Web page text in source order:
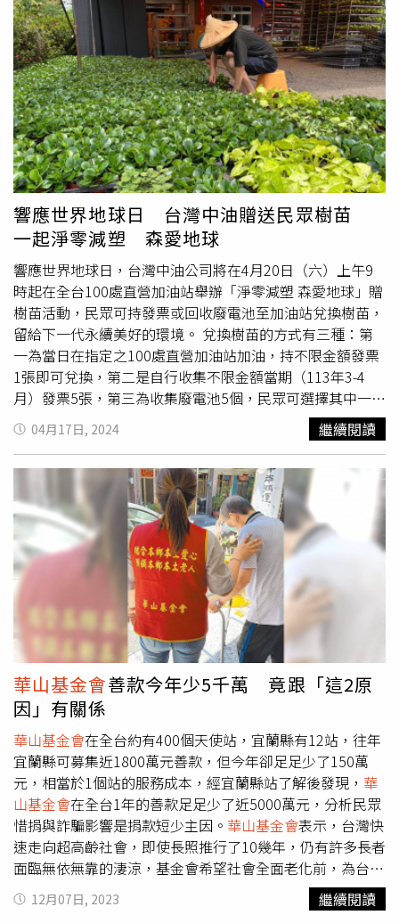
東森主播王淑麗年年推出公益日曆來協助慢飛天使募款。
（圖／東森新聞提供）
在2020年中風後，原本的鹽酥雞攤也只能被迫休息，頓失
經濟來源，加上看病和生活各種開銷，原本攢下的幾萬元積
蓄也迅速見底，無奈之下只好申請低收入戶補助，2人每月
的低收加上老人津貼及租屋補助約2萬4000元，扣掉9000元
房租後本就捉襟見肘，2022年卻又再度傳來晴天霹靂。劉
老先生與女友相伴30年，即使女友罹患嚴重失智症，他仍不
捨得將愛人送到安養中心，只盼能2人能好好地度過每一
天。（圖／記者黃耀徵攝）「公所說我女兒賣股票有賺到
錢、拿到利息，所以我就不能再申請低收了。」劉老先生苦
笑回憶，失去低收入戶資格後，等同於2人要靠著1萬8000
元度過一個月。而當時黃小姐失智症逐漸惡化，生活大小事
已幾乎不能自理，排泄都得靠包尿布才能解決，劉老先生自
己也才中風初癒，不知如何求救，雖然每天都買便當和鮮魚
想為女友補充營養，最終卻看著老伴一天一天的消瘦，瘦得
幾乎只剩一把骨頭，更因自己體力不支、無法攙扶，女友有
長達1年多沒有洗澡。所幸周遭鄰居發現黃小姐許久沒有出
現，詢問之下才得知2人困境，通知里長後才有華山基金會
和台灣優質生命協會等組織介入幫忙，區公所也派居服員為
兩老洗澡和送餐，老倆口生活這才逐漸穩定。「這輩子都沒
為她做過什麼浪漫的事，現在只想要好好陪她到老，讓她能
舒服一點。」劉老先生表示，曾有人勸他將老伴送往安養機
構，但他不捨得愛人在陌生環境中獨自生活，希望接下來的
每一天都能陪伴在她身邊，也還好一直有社工們在旁相伴，
讓他能用陪伴兌現最長情的告白。台灣優質生命協會藝人志
工紀麗如（中）曾多次前往探視，並帶來歌仔戲現場表演，
讓戲迷黃小姐得以一睹小生風姿，在聽力大幅退化前留下難
忘回憶。（圖／讀者提供）劉老先生說，過去因生活拮据，
下排的牙齒幾乎掉光也無法醫治，所幸在協會的幫助下得以
裝上活動假牙，社工和居服員幾乎每周都會來探訪關心，每
月還會來居家義剪和整理環境，並贈送補體素等保健品為他
們補充營養，藝人志工紀麗如還曾多次到家裡來探視，並帶
來歌仔戲現場表演，讓戲迷老伴得以一睹小生風姿，在聽力
大幅退化前留下難忘回憶。「年輕時花前月下大部分的人都
做得到，老了之後不離不棄才是最真的難得。」照顧兩老的
毛社工表示，劉老先生用行動實踐了結婚誓言中的「不論生
老病死，貧窮疾病，我都會對你不離不棄，互相扶持」，這
份真情落實在日常生活中的三餐四季和起居坐臥，也感動了
目睹這份感情的所有人，社工們也將繼續當他們超越血緣的
家人，一直陪伴在二老身旁。
響應世界地球日 台灣中油贈送民眾樹苗
一起淨零減塑 森愛地球
響應世界地球日，台灣中油公司將在4月20日（六）上午9
時起在全台100處直營加油站舉辦「淨零減塑 森愛地球」贈
樹苗活動，民眾可持發票或回收廢電池至加油站兌換樹苗，
留給下一代永續美好的環境。 兌換樹苗的方式有三種：第
一為當日在指定之100處直營加油站加油，持不限金額發票
1張即可兌換，第二是自行收集不限金額當期（113年3-4
月）發票5張，第三為收集廢電池5個，民眾可選擇其中一種
方式前往各活動地點參與兌換，另呼應本次活動主題「淨零
減塑」，請民眾自備提袋。 台灣中油表示，贈樹苗活動至
今已舉辦16年，每年都受到民眾熱烈響應，今年共準備超過
2萬株的樹苗供民眾兌換，包括咖啡、左手香、絨葉鳳梨、
圓葉椒草及合果芋等，參與活動的加油站每站皆限量200株
（每人1株，送完為止）。 除了贈送民眾樹苗，台灣中油也
贈予「社團法人臺灣園藝輔助治療協會」愛心樹苗供教學使
用；另在台北市中油大樓發起「愛心龍捐」贈樹苗活動，鼓
勵員工捐贈二手物資、玩具參與義賣或捐出發票，參與者可
獲贈樹苗，集得的物資及義賣所得全數捐贈給「
華山基金
會
」及「東華玩具樂園物流中心」，讓資源可以永續，共同
關懷獨居長者及偏鄉家庭的孩子。 在邁向潔淨能源轉型的
同時，台灣中油不忘實踐ESG企業社會責任，投入環境保護
及生態保育等工作，每年皆響應「422世界地球日」發起贈
送樹苗活動，希望從一株樹苗開始擴大影響力，鼓勵人人加
入植樹行列，家家從事綠藝美化，大家種樹綠化環境，讓地
球更美好。相關站點及活動資訊可上台灣中油全球資訊網
（https://www.cpc.com.tw/）查詢。
04月17日, 2024 繼續閱讀
華山基金會善款今年少5千萬 竟跟「這2原
因」有關係
華山基金會在全台約有400個天使站，宜蘭縣有12站，往年
宜蘭縣可募集近1800萬元善款，但今年卻足足少了150萬
元，相當於1個站的服務成本，經宜蘭縣站了解後發現， 華
山基金會在全台1年的善款足足少了近5000萬元，分析民眾
惜捐與詐騙影響是捐款短少主因。 華山基金會表示，台灣快
速走向超高齡社會，即使長照推行了10幾年，仍有許多長者
面臨無依無靠的淒涼，基金會希望社會全面老化前，為台灣
每3萬人設立1個愛心天使站，每站服務100位長輩。基金會
成立24年來，目前全台約有400個天使站，
華山基金會指
12月07日, 2023 繼續閱讀